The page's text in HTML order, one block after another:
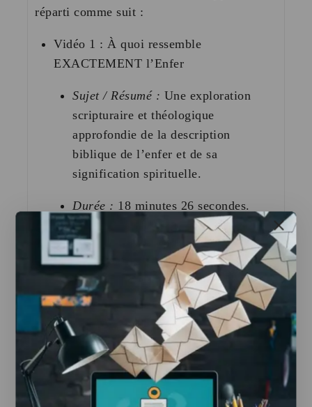
réparti comme suit :
Vidéo 1 : À quoi ressemble
EXACTEMENT l’Enfer
Sujet / Résumé : Une exploration
scripturaire et théologique
approfondie de la description
biblique de l’enfer et de sa
signification spirituelle.
Durée : 18 minutes 26 secondes.
Vidéo 2 : Ainsi est mort Nimrod, le roi
qui a construit la tour de Babel
Sujet / Résumé : Le récit historique et
spirituel de l’ascension et de la chute
du roi Nimrod, ainsi que les mystères
entourant l’édification de la tour de
Babel
Durée : 11 minutes 17 secondes